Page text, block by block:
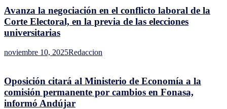
Avanza la negociación en el conflicto laboral de la
Corte Electoral, en la previa de las elecciones
universitarias
noviembre 10, 2025Redaccion
Oposición citará al Ministerio de Economía a la
comisión permanente por cambios en Fonasa,
informó Andújar